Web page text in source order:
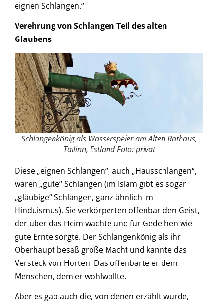
eignen Schlangen.“
Verehrung von Schlangen Teil des alten
Glaubens
Schlangenkönig als Wasserspeier am Alten Rathaus,
Tallinn, Estland Foto: privat
Diese „eignen Schlangen“, auch „Hausschlangen“,
waren „gute“ Schlangen (im Islam gibt es sogar
„gläubige“ Schlangen, ganz ähnlich im
Hinduismus). Sie verkörperten offenbar den Geist,
der über das Heim wachte und für Gedeihen wie
gute Ernte sorgte. Der Schlangenkönig als ihr
Oberhaupt besaß große Macht und kannte das
Versteck von Horten. Das offenbarte er dem
Menschen, dem er wohlwollte.
Aber es gab auch die, von denen erzählt wurde,